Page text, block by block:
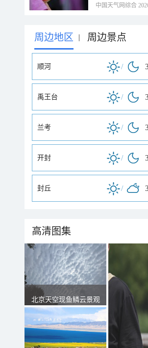
中国天气网综合
周边地区 | 周边景点
顺河 /
禹王台 /
兰考 /
开封 /
封丘 /
高清图集
北京天空现鱼鳞云景观